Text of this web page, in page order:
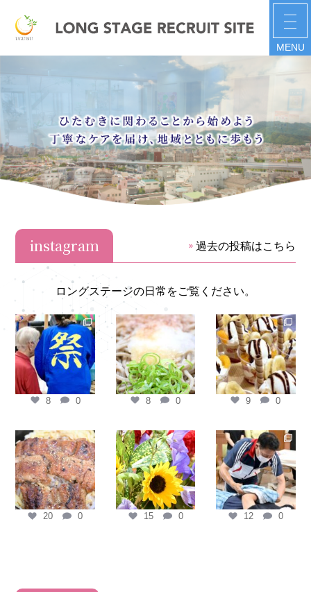
MENU
instagram 過去の投稿はこちら
ロングステージの日常をご覧ください。
longstage
8月 6
8 0
longstage
7月 30
8 0
longstage
7月 27
9 0
longstage
7月 26
20 0
longstage
7月 17
15 0
longstage
7月 13
12 0